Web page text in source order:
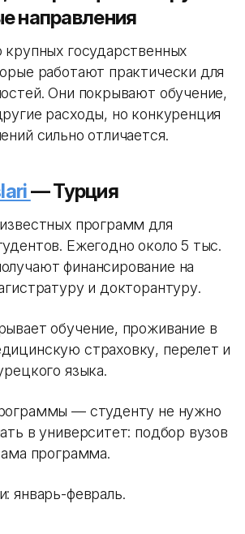
направления
крупных государственных
работают практически для
Они покрывают обучение,
расходы, но конкуренция
сильно отличается.
— Турция
программ для
Ежегодно около 5 тыс.
финансирование на
и докторантуру.
обучение, проживание в
страховку, перелет и
языка.
— студенту не нужно
в университет: подбор вузов
программа.
январь-февраль.